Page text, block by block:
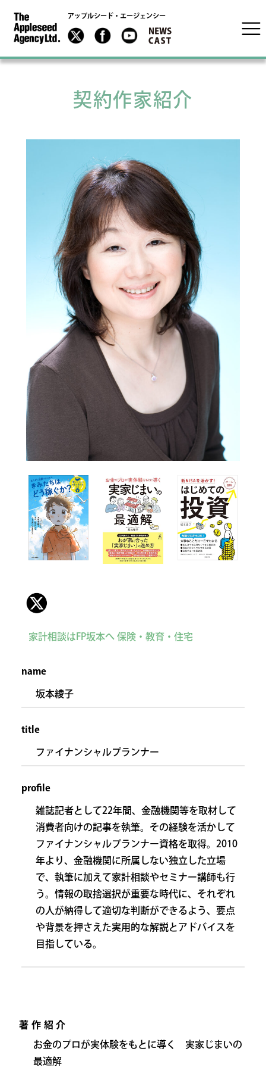
アップルシード・エージェンシー
契約作家紹介
家計相談はFP坂本へ 保険・教育・住宅
name
坂本綾子
title
ファイナンシャルプランナー
profile
雑誌記者として22年間、金融機関等を取材して
消費者向けの記事を執筆。その経験を活かして
ファイナンシャルプランナー資格を取得。2010
年より、金融機関に所属しない独立した立場
で、執筆に加えて家計相談やセミナー講師も行
う。情報の取捨選択が重要な時代に、それぞれ
の人が納得して適切な判断ができるよう、要点
や背景を押さえた実用的な解説とアドバイスを
目指している。
著作紹介
お金のプロが実体験をもとに導く 実家じまいの
最適解